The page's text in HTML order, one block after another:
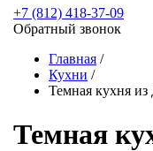
+7 (812) 418-37-09
Обратный звонок
Главная /
Кухни /
Темная кухня
Темная